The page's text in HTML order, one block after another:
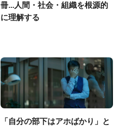
冊...人間・社会・組織を根源的
に理解する
「自分の部下はアホばかり」と